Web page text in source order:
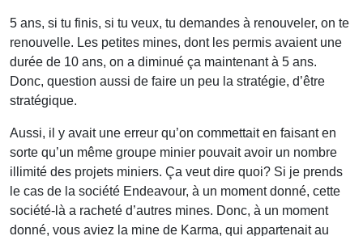
5 ans, si tu finis, si tu veux, tu demandes à renouveler, on te
renouvelle. Les petites mines, dont les permis avaient une
durée de 10 ans, on a diminué ça maintenant à 5 ans.
Donc, question aussi de faire un peu la stratégie, d’être
stratégique.
Aussi, il y avait une erreur qu’on commettait en faisant en
sorte qu’un même groupe minier pouvait avoir un nombre
illimité des projets miniers. Ça veut dire quoi? Si je prends
le cas de la société Endeavour, à un moment donné, cette
société-là a racheté d’autres mines. Donc, à un moment
donné, vous aviez la mine de Karma, qui appartenait au